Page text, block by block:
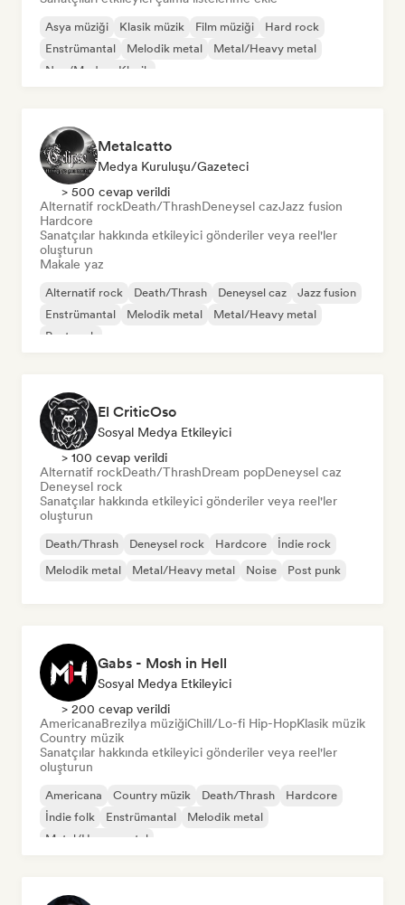
Asya müziği Klasik müzik Film müziği
Hard rock
Enstrümantal
Melodik metal
Metal/Heavy metal
Neo/Modern Klasik
Metalcatto
Medya Kuruluşu/Gazeteci
> 500 cevap verildi
Alternatif rockDeath/ThrashDeneysel cazJazz fusion
Hardcore
Sanatçılar hakkında etkileyici gönderiler veya reel'ler
oluşturun
Makale yaz
Alternatif rock Death/Thrash Deneysel caz
Jazz fusion
Enstrümantal
Melodik metal
Metal/Heavy metal
Post rock
El CriticOso
Sosyal Medya Etkileyici
> 100 cevap verildi
Alternatif rockDeath/ThrashDream popDeneysel caz
Deneysel rock
Sanatçılar hakkında etkileyici gönderiler veya reel'ler
oluşturun
Death/Thrash Deneysel rock Hardcore
İndie rock
Melodik metal
Metal/Heavy metal Noise Post punk
Gabs - Mosh in Hell
Sosyal Medya Etkileyici
> 200 cevap verildi
AmericanaBrezilya müziğiChill/Lo-fi Hip-HopKlasik müzik
Country müzik
Sanatçılar hakkında etkileyici gönderiler veya reel'ler
oluşturun
Americana Country müzik Death/Thrash
Hardcore
İndie folk
Enstrümantal
Melodik metal
Metal/Heavy metal